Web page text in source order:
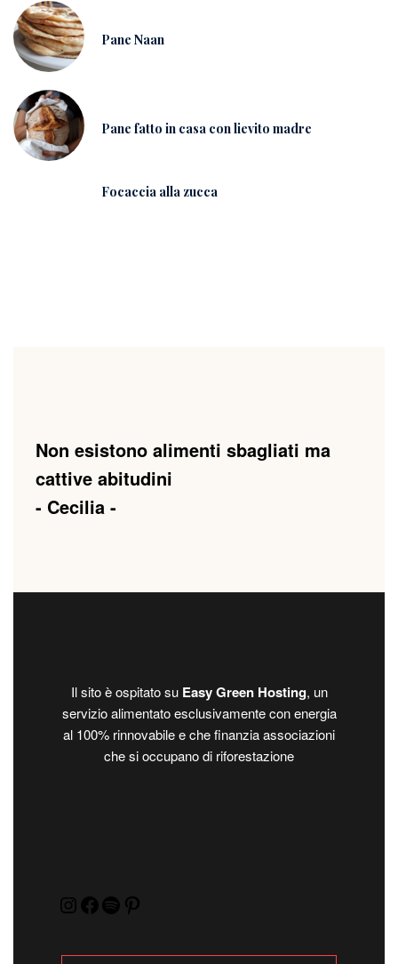
Pane Naan
Pane fatto in casa con lievito madre
Focaccia alla zucca
Non esistono alimenti sbagliati ma
cattive abitudini
- Cecilia -
Il sito è ospitato su Easy Green Hosting, un
servizio alimentato esclusivamente con energia
al 100% rinnovabile e che finanzia associazioni
che si occupano di riforestazione
Instagram
Facebook
SpotifyPinterest